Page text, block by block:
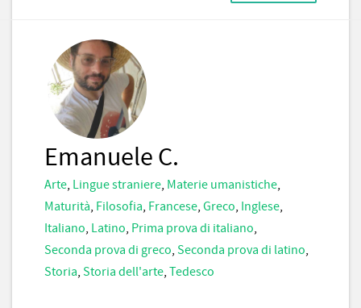
Emanuele C.
Arte, Lingue straniere, Materie umanistiche,
Maturità, Filosofia, Francese, Greco, Inglese,
Italiano, Latino, Prima prova di italiano,
Seconda prova di greco, Seconda prova di latino,
Storia, Storia dell'arte, Tedesco